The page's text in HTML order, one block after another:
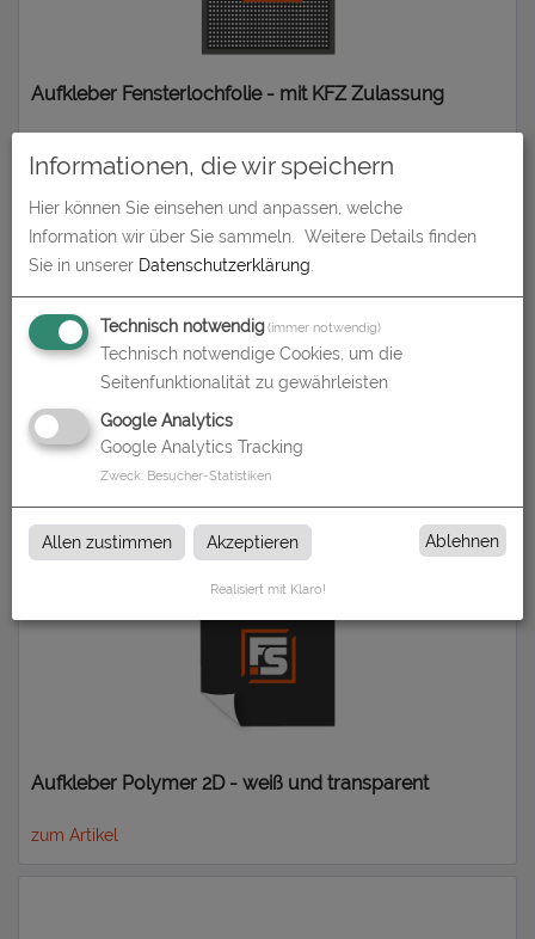
Aufkleber Fensterlochfolie - mit KFZ Zulassung
Aufkleber Monomer 1D - weiß und transparent
Aufkleber Polymer 2D - weiß und transparent
zum Artikel
Informationen, die wir speichern
Hier können Sie einsehen und anpassen, welche
Information wir über Sie sammeln.
Weitere Details finden
Sie in unserer Datenschutzerklärung
Technisch notwendig(immer notwendig)
Technisch notwendige Cookies, um die
Seitenfunktionalität zu gewährleisten
Google Analytics
Google Analytics Tracking
Zweck: Besucher-Statistiken
Allen zustimmen Akzeptieren Ablehnen
Realisiert mit Klaro!